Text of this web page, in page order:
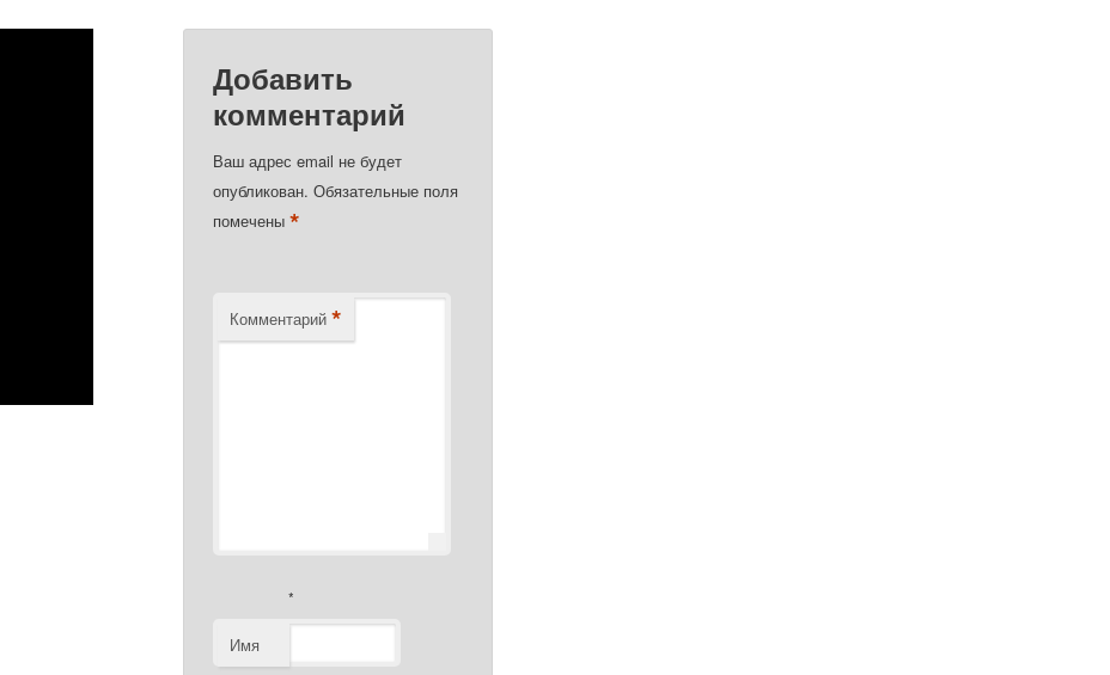
Добавить
комментарий
Ваш адрес email не будет
опубликован. Обязательные поля
помечены*
Комментарий *
Имя
*